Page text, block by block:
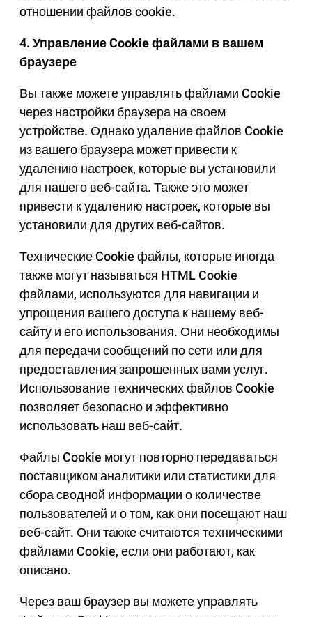
отношении файлов cookie.
4. Управление Cookie файлами в вашем
браузере
Вы также можете управлять файлами Cookie
через настройки браузера на своем
устройстве. Однако удаление файлов Cookie
из вашего браузера может привести к
удалению настроек, которые вы установили
для нашего веб-сайта. Также это может
привести к удалению настроек, которые вы
установили для других веб-сайтов.
Технические Cookie файлы, которые иногда
также могут называться HTML Cookie
файлами, используются для навигации и
упрощения вашего доступа к нашему веб-
сайту и его использования. Они необходимы
для передачи сообщений по сети или для
предоставления запрошенных вами услуг.
Использование технических файлов Cookie
позволяет безопасно и эффективно
использовать наш веб-сайт.
Файлы Cookie могут повторно передаваться
поставщиком аналитики или статистики для
сбора сводной информации о количестве
пользователей и о том, как они посещают наш
веб-сайт. Они также считаются техническими
файлами Cookie, если они работают, как
описано.
Через ваш браузер вы можете управлять